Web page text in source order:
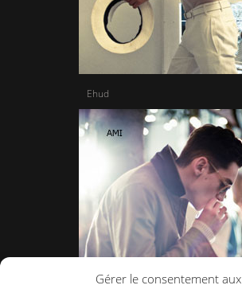
Gérer le consentement aux
Ehud